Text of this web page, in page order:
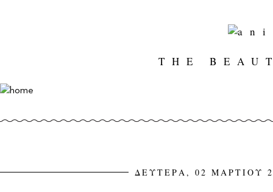
THE
ΔΕΥΤΕΡΑ, 02 ΜΑΡΤΙΟΥ